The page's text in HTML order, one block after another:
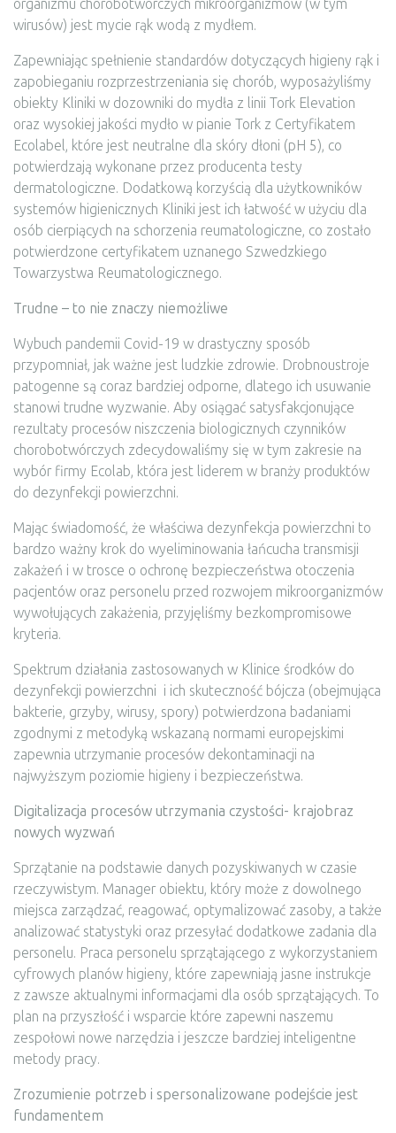
organizmu chorobotwórczych mikroorganizmów (w tym
wirusów) jest mycie rąk wodą z mydłem.
Zapewniając spełnienie standardów dotyczących higieny rąk i
zapobieganiu rozprzestrzeniania się chorób, wyposażyliśmy
obiekty Kliniki w dozowniki do mydła z linii Tork Elevation
oraz wysokiej jakości mydło w pianie Tork z Certyfikatem
Ecolabel, które jest neutralne dla skóry dłoni (pH 5), co
potwierdzają wykonane przez producenta testy
dermatologiczne. Dodatkową korzyścią dla użytkowników
systemów higienicznych Kliniki jest ich łatwość w użyciu dla
osób cierpiących na schorzenia reumatologiczne, co zostało
potwierdzone certyfikatem uznanego Szwedzkiego
Towarzystwa Reumatologicznego.
Trudne – to nie znaczy niemożliwe
Wybuch pandemii Covid-19 w drastyczny sposób
przypomniał, jak ważne jest ludzkie zdrowie. Drobnoustroje
patogenne są coraz bardziej odporne, dlatego ich usuwanie
stanowi trudne wyzwanie. Aby osiągać satysfakcjonujące
rezultaty procesów niszczenia biologicznych czynników
chorobotwórczych zdecydowaliśmy się w tym zakresie na
wybór firmy Ecolab, która jest liderem w branży produktów
do dezynfekcji powierzchni.
Mając świadomość, że właściwa dezynfekcja powierzchni to
bardzo ważny krok do wyeliminowania łańcucha transmisji
zakażeń i w trosce o ochronę bezpieczeństwa otoczenia
pacjentów oraz personelu przed rozwojem mikroorganizmów
wywołujących zakażenia, przyjęliśmy bezkompromisowe
kryteria.
Spektrum działania zastosowanych w Klinice środków do
dezynfekcji powierzchni i ich skuteczność bójcza (obejmująca
bakterie, grzyby, wirusy, spory) potwierdzona badaniami
zgodnymi z metodyką wskazaną normami europejskimi
zapewnia utrzymanie procesów dekontaminacji na
najwyższym poziomie higieny i bezpieczeństwa.
Digitalizacja procesów utrzymania czystości- krajobraz
nowych wyzwań
Sprzątanie na podstawie danych pozyskiwanych w czasie
rzeczywistym. Manager obiektu, który może z dowolnego
miejsca zarządzać, reagować, optymalizować zasoby, a także
analizować statystyki oraz przesyłać dodatkowe zadania dla
personelu. Praca personelu sprzątającego z wykorzystaniem
cyfrowych planów higieny, które zapewniają jasne instrukcje
z zawsze aktualnymi informacjami dla osób sprzątających. To
plan na przyszłość i wsparcie które zapewni naszemu
zespołowi nowe narzędzia i jeszcze bardziej inteligentne
metody pracy.
Zrozumienie potrzeb i spersonalizowane podejście jest
fundamentem